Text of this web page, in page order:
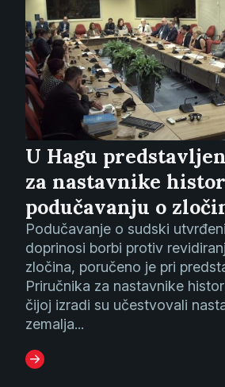
U Hagu
za nastavnike
podučavanju o
Podučavanje o sudski
doprinosi borbi protiv
zločina, poručeno je pri
Priručnika za nastavnike
čijoj izradi su učestvovali
zemalja...